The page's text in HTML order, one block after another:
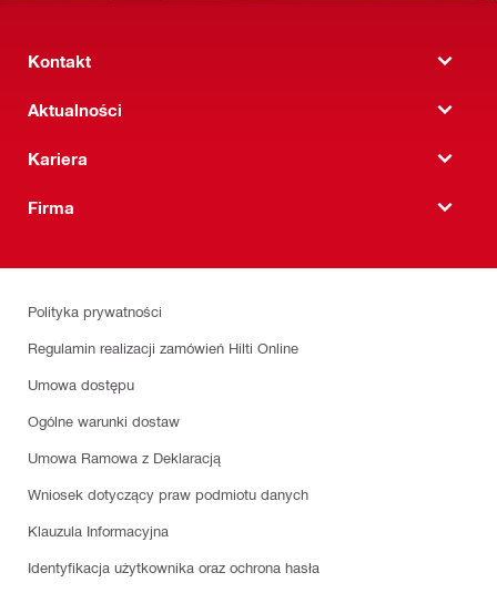
Kontakt
Aktualności
Kariera
Firma
Polityka prywatności
Regulamin realizacji zamówień Hilti Online
Umowa dostępu
Ogólne warunki dostaw
Umowa Ramowa z Deklaracją
Wniosek dotyczący praw podmiotu danych
Klauzula Informacyjna
Identyfikacja użytkownika oraz ochrona hasła